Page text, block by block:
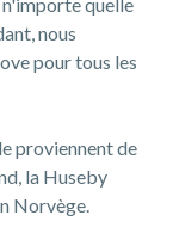
nous
pour tous les
proviennent de
la Huseby
Norvège.